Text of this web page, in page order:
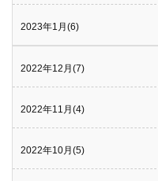
2023年1月(6)
2022年12月(7)
2022年11月(4)
2022年10月(5)